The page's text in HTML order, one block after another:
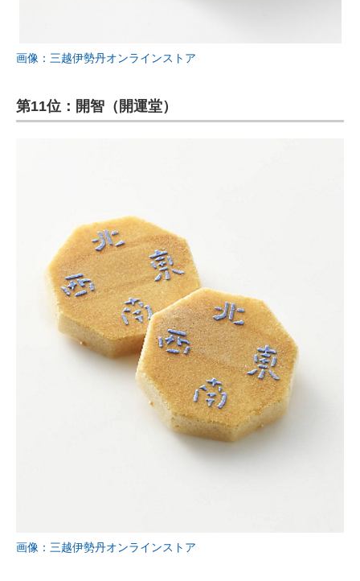
画像：三越伊勢丹オンラインストア
第11位：開智（開運堂）
画像：三越伊勢丹オンラインストア